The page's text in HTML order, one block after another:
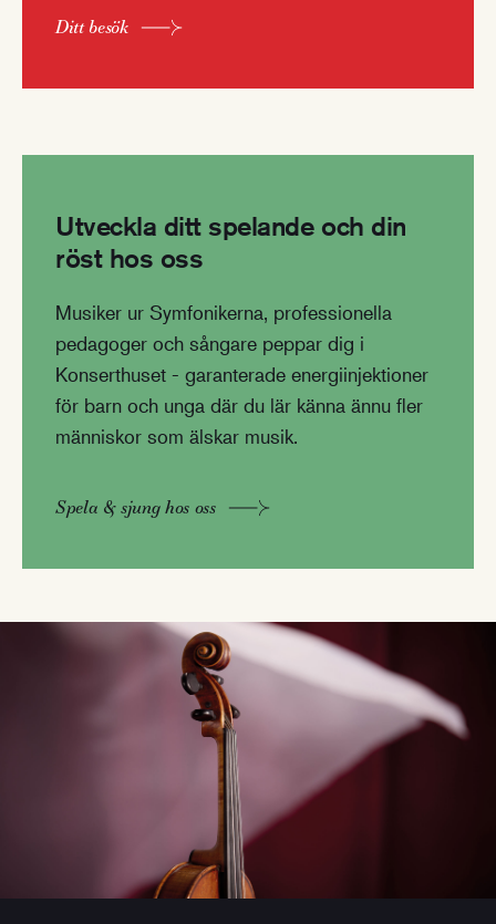
Ditt besök
Utveckla ditt spelande och din
röst hos oss
Musiker ur Symfonikerna, professionella
pedagoger och sångare peppar dig i
Konserthuset - garanterade energiinjektioner
för barn och unga där du lär känna ännu fler
människor som älskar musik.
Spela & sjung hos oss